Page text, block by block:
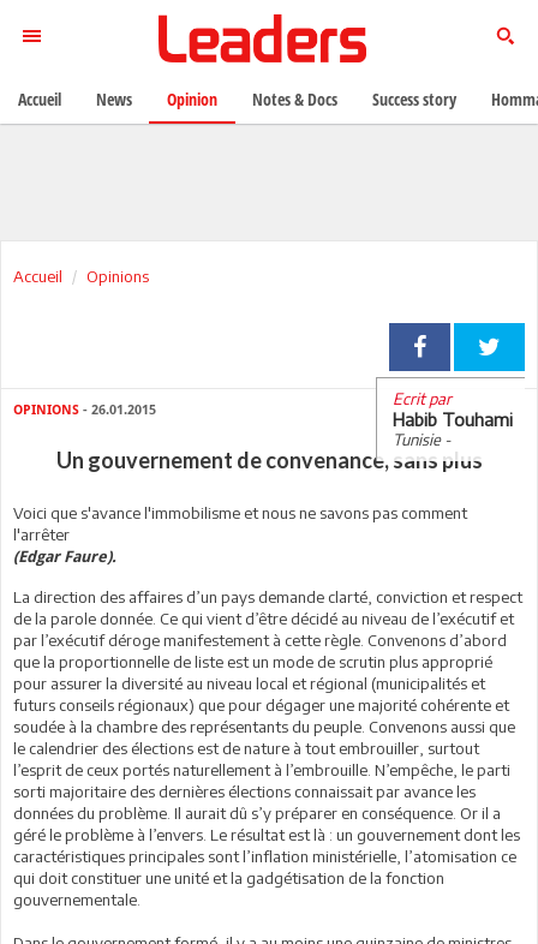
Accueil Opinions
OPINIONS - 26.01.2015
Un gouvernement de convenance, sans plus
Ecrit par
Habib Touhami
Tunisie -
Voici que s'avance l'immobilisme et nous ne savons pas comment
l'arrêter
(Edgar Faure).
La direction des affaires d’un pays demande clarté, conviction et respect
de la parole donnée. Ce qui vient d’être décidé au niveau de l’exécutif et
par l’exécutif déroge manifestement à cette règle. Convenons d’abord
que la proportionnelle de liste est un mode de scrutin plus approprié
pour assurer la diversité au niveau local et régional (municipalités et
futurs conseils régionaux) que pour dégager une majorité cohérente et
soudée à la chambre des représentants du peuple. Convenons aussi que
le calendrier des élections est de nature à tout embrouiller, surtout
l’esprit de ceux portés naturellement à l’embrouille. N’empêche, le parti
sorti majoritaire des dernières élections connaissait par avance les
données du problème. Il aurait dû s’y préparer en conséquence. Or il a
géré le problème à l’envers. Le résultat est là : un gouvernement dont les
caractéristiques principales sont l’inflation ministérielle, l’atomisation ce
qui doit constituer une unité et la gadgétisation de la fonction
gouvernementale.
Accueil News Opinion Notes & Docs Success story